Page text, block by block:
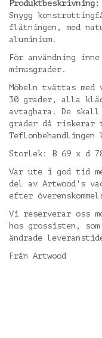
Produktbeskrivning:
Snygg
flätningen, med
aluminium.
För användning
minusgrader.
Möbeln tvättas
30 grader, alla
avtagbara. De
grader då riskerar
Teflonbehandlingen
Storlek: B 69 x d
Var ute i god tid
del av Artwood's
efter
Vi reserverar oss
hos grossisten,
ändrade
Från Artwood